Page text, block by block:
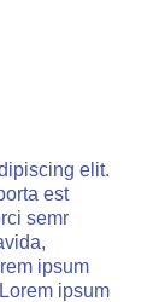
elit.
est
semr
ipsum
ipsum